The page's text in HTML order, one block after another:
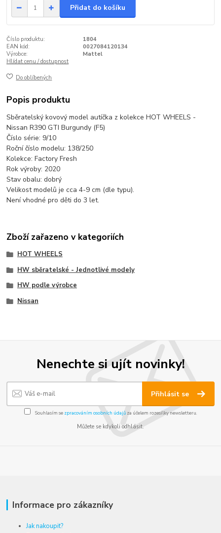
Přidat do košíku
Číslo produktu:
1804
EAN kód:
0027084120134
Výrobce:
Mattel
Hlídat cenu / dostupnost
Do oblíbených
Popis produktu
Sběratelský kovový model autíčka z kolekce HOT WHEELS -
Nissan R390 GTI Burgundy (F5)
Číslo série: 9/10
Roční číslo modelu: 138/250
Kolekce: Factory Fresh
Rok výroby: 2020
Stav obalu: dobrý
Velikost modelů je cca 4-9 cm (dle typu).
Není vhodné pro děti do 3 let.
Zboží zařazeno v kategoriích
HOT WHEELS
HW sběratelské - Jednotlivé modely
HW podle výrobce
Nissan
Nenechte si ujít novinky!
Přihlásit se
Souhlasím se zpracováním osobních údajůza účelem rozesílky newsletteru.
Můžete se kdykoli odhlásit.
Informace pro zákazníky
Jak nakoupit?